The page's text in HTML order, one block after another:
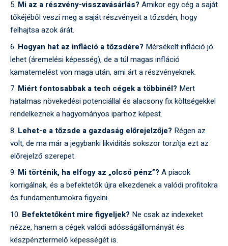
Mi az a részvény-visszavásárlás? Amikor egy cég a saját
tőkéjéből veszi meg a saját részvényeit a tőzsdén, hogy
felhajtsa azok árát.
Hogyan hat az infláció a tőzsdére? Mérsékelt infláció jó
lehet (áremelési képesség), de a túl magas infláció
kamatemelést von maga után, ami árt a részvényeknek.
Miért fontosabbak a tech cégek a többinél? Mert
hatalmas növekedési potenciállal és alacsony fix költségekkel
rendelkeznek a hagyományos iparhoz képest.
Lehet-e a tőzsde a gazdaság előrejelzője? Régen az
volt, de ma már a jegybanki likviditás sokszor torzítja ezt az
előrejelző szerepet.
Mi történik, ha elfogy az „olcsó pénz”? A piacok
korrigálnak, és a befektetők újra elkezdenek a valódi profitokra
és fundamentumokra figyelni.
Befektetőként mire figyeljek? Ne csak az indexeket
nézze, hanem a cégek valódi adósságállományát és
készpénztermelő képességét is.